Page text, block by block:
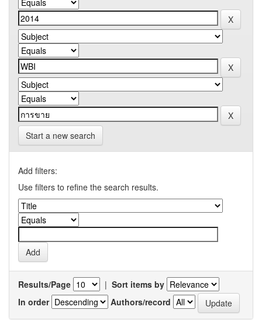
Start a new search
Add filters:
Use filters to refine the search results.
Results/Page | Sort items by
In order
Authors/record